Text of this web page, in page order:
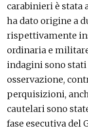
carabinieri è stata
ha dato origine a
rispettivamente
ordinaria e
indagini sono
osservazione,
perquisizioni,
cautelari sono
fase esecutiva del